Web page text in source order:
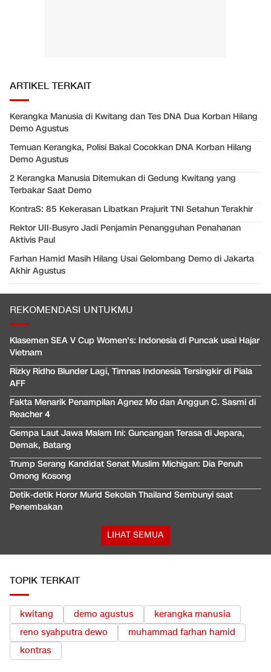
ARTIKEL TERKAIT
Kerangka Manusia di Kwitang dan Tes DNA Dua Korban Hilang
Demo Agustus
Temuan Kerangka, Polisi Bakal Cocokkan DNA Korban Hilang
Demo Agustus
2 Kerangka Manusia Ditemukan di Gedung Kwitang yang
Terbakar Saat Demo
KontraS: 85 Kekerasan Libatkan Prajurit TNI Setahun Terakhir
Rektor UII-Busyro Jadi Penjamin Penangguhan Penahanan
Aktivis Paul
Farhan Hamid Masih Hilang Usai Gelombang Demo di Jakarta
Akhir Agustus
REKOMENDASI UNTUKMU
Klasemen SEA V Cup Women's: Indonesia di Puncak usai Hajar
Vietnam
Rizky Ridho Blunder Lagi, Timnas Indonesia Tersingkir di Piala
AFF
Fakta Menarik Penampilan Agnez Mo dan Anggun C. Sasmi di
Reacher 4
Gempa Laut Jawa Malam Ini: Guncangan Terasa di Jepara,
Demak, Batang
Trump Serang Kandidat Senat Muslim Michigan: Dia Penuh
Omong Kosong
Detik-detik Horor Murid Sekolah Thailand Sembunyi saat
Penembakan
LIHAT SEMUA
TOPIK TERKAIT
kwitang demo agustus
kerangka manusia
reno syahputra dewo
muhammad farhan hamid
kontras